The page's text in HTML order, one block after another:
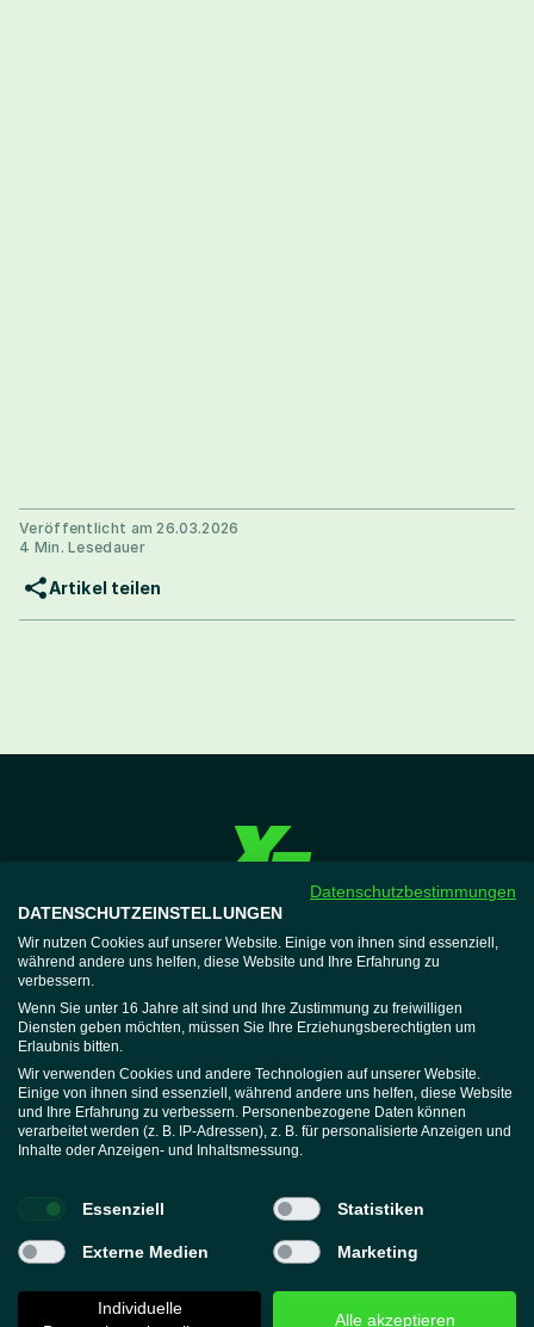
Veröffentlicht am 26.03.2026
4 Min. Lesedauer
Artikel teilen
XTRAFIT
Jobs
Expansion
Mitglieder
Hausordnung
Wellnessregeln
Widerruf erklären
Support
Help-Center
Datenschutzbestimmungen
DATENSCHUTZEINSTELLUNGEN
Wir nutzen Cookies auf unserer Website. Einige von ihnen sind essenziell,
während andere uns helfen, diese Website und Ihre Erfahrung zu
verbessern.
Wenn Sie unter 16 Jahre alt sind und Ihre Zustimmung zu freiwilligen
Diensten geben möchten, müssen Sie Ihre Erziehungsberechtigten um
Erlaubnis bitten.
Wir verwenden Cookies und andere Technologien auf unserer Website.
Einige von ihnen sind essenziell, während andere uns helfen, diese Website
und Ihre Erfahrung zu verbessern. Personenbezogene Daten können
verarbeitet werden (z. B. IP-Adressen), z. B. für personalisierte Anzeigen und
Inhalte oder Anzeigen- und Inhaltsmessung.
Essenziell Statistiken
Externe Medien Marketing
Individuelle
Alle akzeptieren